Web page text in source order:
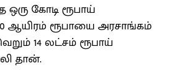
கோடி ரூபாய்
ஆயிரம் ரூபாயை அரசாங்கம்
14 லட்சம் ரூபாய்
தான்.